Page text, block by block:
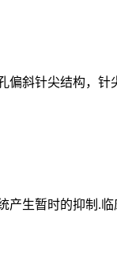
斜针尖结构，针
生暂时的抑制.